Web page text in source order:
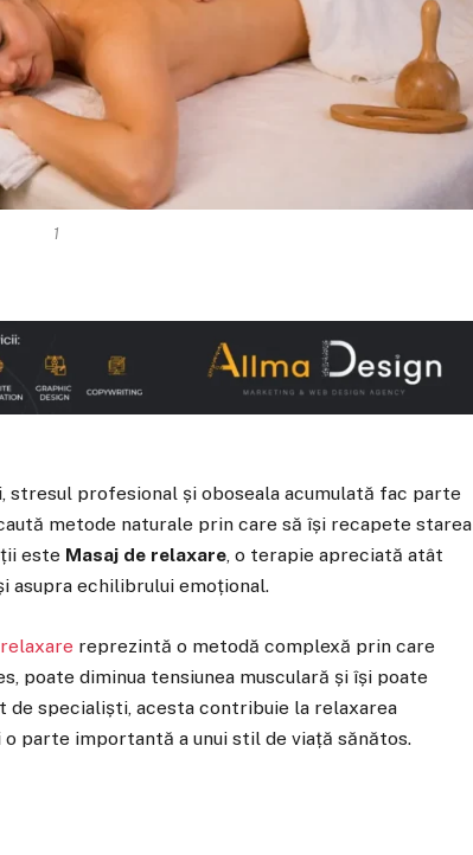
1
profesional și oboseala acumulată fac parte
metode naturale prin care să își recapete starea
este Masaj de relaxare, o terapie apreciată atât
asupra echilibrului emoțional.
reprezintă o metodă complexă prin care
poate diminua tensiunea musculară și își poate
de specialiști, acesta contribuie la relaxarea
parte importantă a unui stil de viață sănătos.